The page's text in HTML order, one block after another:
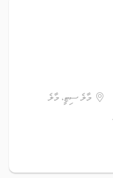
މާލެ ސިޓީ، މާލެ